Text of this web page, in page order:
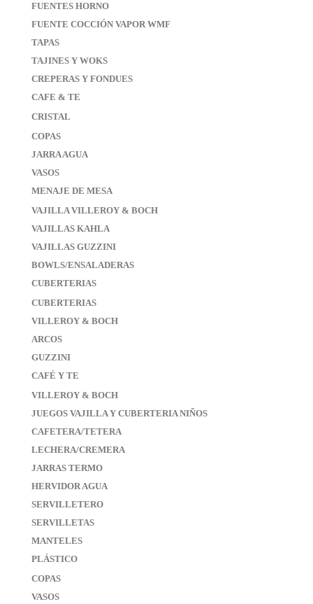
FUENTES HORNO
FUENTE COCCIÓN VAPOR WMF
TAPAS
TAJINES Y WOKS
CREPERAS Y FONDUES
CAFE & TE
CRISTAL
COPAS
JARRA AGUA
VASOS
MENAJE DE MESA
VAJILLA VILLEROY & BOCH
VAJILLAS KAHLA
VAJILLAS GUZZINI
BOWLS/ENSALADERAS
CUBERTERIAS
CUBERTERIAS
VILLEROY & BOCH
ARCOS
GUZZINI
CAFÉ Y TE
VILLEROY & BOCH
JUEGOS VAJILLA Y CUBERTERIA NIÑOS
CAFETERA/TETERA
LECHERA/CREMERA
JARRAS TERMO
HERVIDOR AGUA
SERVILLETERO
SERVILLETAS
MANTELES
PLÁSTICO
COPAS
VASOS